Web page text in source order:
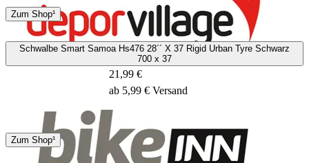
DHL
GLS
1 - 3 Tage
Zum Shop¹
Schwalbe Smart Samoa Hs476 28´´ X 37 Rigid Urban Tyre Schwarz
700 x 37
Hermes
2 - 4 Tage
21,99 €
ab 5,99 € Versand
Zum Shop¹